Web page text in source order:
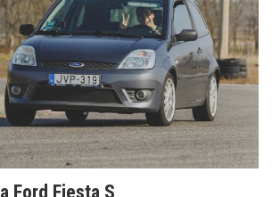
Ford Fiesta S